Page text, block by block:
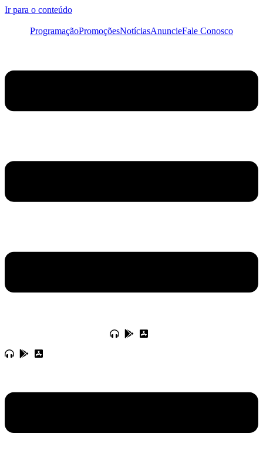
Ir para o conteúdo
ProgramaçãoPromoçõesNotíciasAnuncieFale Conosco